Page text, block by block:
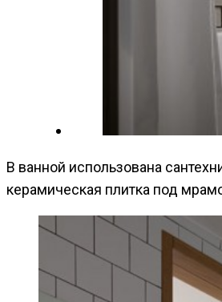
В ванной использована
керамическая плитка под